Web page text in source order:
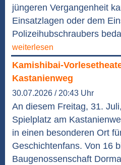
jüngeren Vergangenheit
Einsatzlagen oder dem
Polizeihubschraubers
weiterlesen
Kamishibai-
Kastanienweg
30.07.2026 / 20:43 Uhr
An diesem Freitag, 31.
Spielplatz am
in einen besonderen Ort
Geschichtenfans. Von 16
Baugenossenschaft